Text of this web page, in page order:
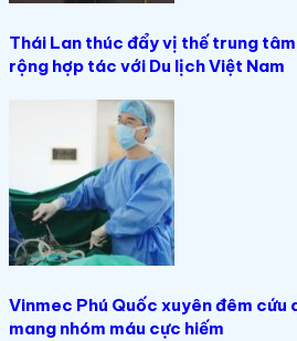
Thái Lan thúc đẩy vị thế trung
rộng hợp tác với Du lịch Việt Nam
Vinmec Phú Quốc xuyên đêm cứu
mang nhóm máu cực hiếm